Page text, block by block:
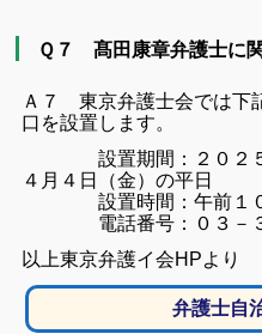
Ｑ７ 髙田康章弁護士に
Ａ７ 東京弁護士会では下
口を設置します。
設置期間：２０２５
４月４日（金）の平日
設置時間：午前１０
電話番号：０３－３
以上東京弁護イ会HPより
弁護士自